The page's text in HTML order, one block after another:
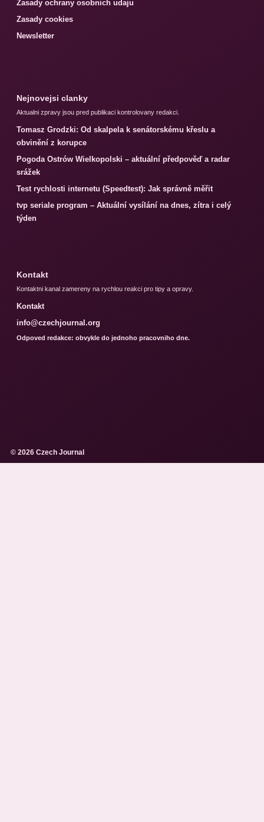
Zasady ochrany osobnich udaju
Zasady cookies
Newsletter
Nejnovejsi clanky
Aktualni zpravy jsou pred publikaci kontrolovany redakci.
Tomasz Grodzki: Od skalpela k senátorskému křeslu a
obvinění z korupce
Pogoda Ostrów Wielkopolski – aktuální předpověď a radar
srážek
Test rychlosti internetu (Speedtest): Jak správně měřit
tvp seriale program – Aktuální vysílání na dnes, zítra i celý
týden
Kontakt
Kontaktni kanal zamereny na rychlou reakci pro tipy a opravy.
Kontakt
info@czechjournal.org
Odpoved redakce: obvykle do jednoho pracovniho dne.
© 2026 Czech Journal